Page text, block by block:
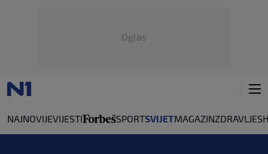
Oglas
NAJNOVIJEVIJESTI SPORTSVIJETMAGAZINZDRAVLJE